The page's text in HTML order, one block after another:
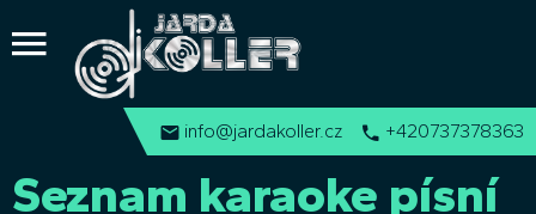
info@jardakoller.cz +420737378363
Seznam karaoke písní